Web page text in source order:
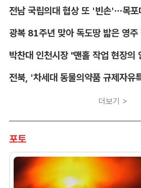
광복 81주년 맞아 독도땅 밟은 영주
더보기 >
포토